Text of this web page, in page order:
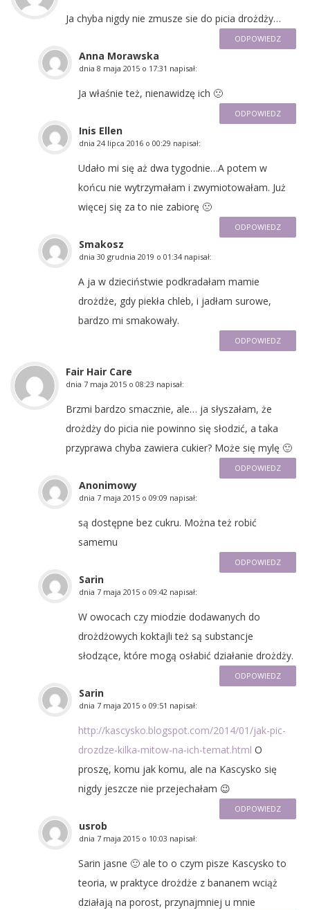
Ja chyba nigdy nie zmusze sie do picia drożdży…
ODPOWIEDZ
Anna Morawska
dnia 8 maja 2015 o 17:31 napisał:
Ja właśnie też, nienawidzę ich 🙁
ODPOWIEDZ
Inis Ellen
dnia 24 lipca 2016 o 00:29 napisał:
Udało mi się aż dwa tygodnie…A potem w
końcu nie wytrzymałam i zwymiotowałam. Już
więcej się za to nie zabiorę 🙁
ODPOWIEDZ
Smakosz
dnia 30 grudnia 2019 o 01:34 napisał:
A ja w dzieciństwie podkradałam mamie
drożdże, gdy piekła chleb, i jadłam surowe,
bardzo mi smakowały.
ODPOWIEDZ
Fair Hair Care
dnia 7 maja 2015 o 08:23 napisał:
Brzmi bardzo smacznie, ale… ja słyszałam, że
drożdży do picia nie powinno się słodzić, a taka
przyprawa chyba zawiera cukier? Może się mylę 🙂
ODPOWIEDZ
Anonimowy
dnia 7 maja 2015 o 09:09 napisał:
są dostępne bez cukru. Można też robić
samemu
ODPOWIEDZ
Sarin
dnia 7 maja 2015 o 09:42 napisał:
W owocach czy miodzie dodawanych do
drożdżowych koktajli też są substancje
słodzące, które mogą osłabić działanie drożdży.
ODPOWIEDZ
Sarin
dnia 7 maja 2015 o 09:51 napisał:
http://kascysko.blogspot.com/2014/01/jak-pic-
drozdze-kilka-mitow-na-ich-temat.html O
proszę, komu jak komu, ale na Kascysko się
nigdy jeszcze nie przejechałam 😉
ODPOWIEDZ
usrob
dnia 7 maja 2015 o 10:03 napisał:
Sarin jasne 🙂 ale to o czym pisze Kascysko to
teoria, w praktyce drożdże z bananem wciąż
działają na porost, przynajmniej u mnie